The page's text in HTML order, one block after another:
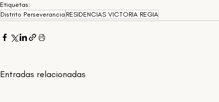
Etiquetas:
Distrito Perseverancia RESIDENCIAS VICTORIA REGIA
Entradas relacionadas